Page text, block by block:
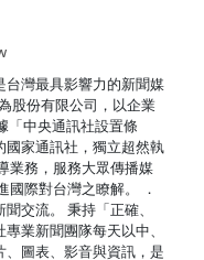
灣最具影響力的新聞媒
股份有限公司，以企業
「中央通訊社設置條
家通訊社，獨立超然執
業務，服務大眾傳播媒
際對台灣之瞭解。 ．
交流。 秉持「正確、
業新聞團隊每天以中、
圖表、影音與資訊，是